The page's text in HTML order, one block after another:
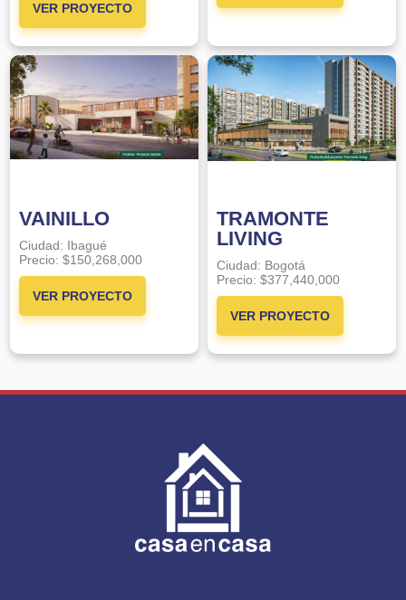
VER PROYECTO
VAINILLO
Ciudad: Ibagué
Precio:$150,268,000
VER PROYECTO
TRAMONTE
LIVING
Ciudad: Bogotá
Precio: $377,440,000
VER PROYECTO